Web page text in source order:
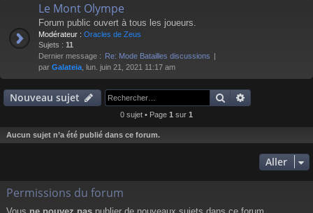
Le Mont Olympe
Forum public ouvert à tous les joueurs.
Modérateur : Oracles de Zeus
Sujets : 11
Dernier message : Re: Mode Batailles discussions
par Galateia , lun. juin 21, 2021 11:17 am
Nouveau sujet Rechercher
0 sujet • Page 1 sur 1
Aucun sujet n’a été publié dans ce forum.
Aller
Permissions du forum